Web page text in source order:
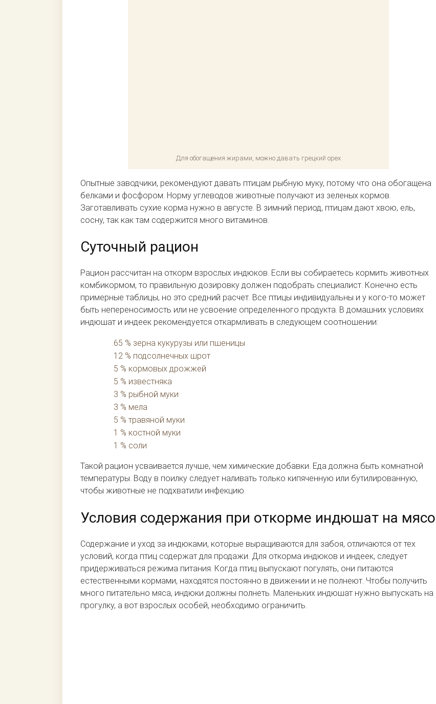
Для обогащения жирами, можно давать грецкий орех
Опытные заводчики, рекомендуют давать птицам рыбную муку, потому что она обогащена
белками и фосфором. Норму углеводов животные получают из зеленых кормов.
Заготавливать сухие корма нужно в августе. В зимний период, птицам дают хвою, ель,
сосну, так как там содержится много витаминов.
Суточный рацион
Рацион рассчитан на откорм взрослых индюков. Если вы собираетесь кормить животных
комбикормом, то правильную дозировку должен подобрать специалист. Конечно есть
примерные таблицы, но это средний расчет. Все птицы индивидуальны и у кого-то может
быть непереносимость или не усвоение определенного продукта. В домашних условиях
индюшат и индеек рекомендуется откармливать в следующем соотношении:
65 % зерна кукурузы или пшеницы
12 % подсолнечных шрот
5 % кормовых дрожжей
5 % известняка
3 % рыбной муки
3 % мела
5 % травяной муки
1 % костной муки
1 % соли
Такой рацион усваивается лучше, чем химические добавки. Еда должна быть комнатной
температуры. Воду в поилку следует наливать только кипяченную или бутилированную,
чтобы животные не подхватили инфекцию.
Условия содержания при откорме индюшат на мясо
Содержание и уход за индюками, которые выращиваются для забоя, отличаются от тех
условий, когда птиц содержат для продажи. Для откорма индюков и индеек, следует
придерживаться режима питания. Когда птиц выпускают погулять, они питаются
естественными кормами, находятся постоянно в движении и не полнеют. Чтобы получить
много питательно мяса, индюки должны полнеть. Маленьких индюшат нужно выпускать на
прогулку, а вот взрослых особей, необходимо ограничить.